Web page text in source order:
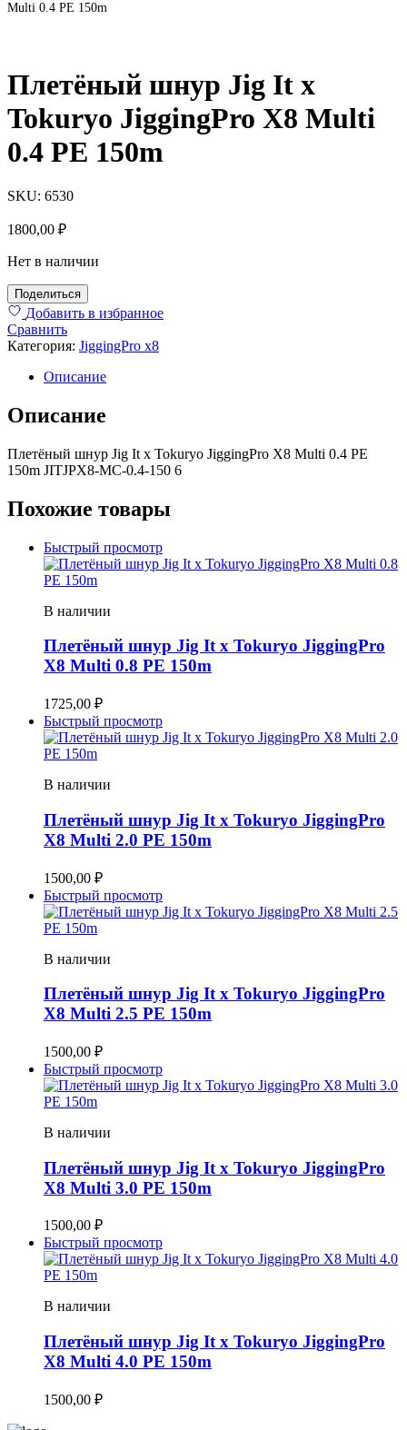
Multi 0.4 PE 150m
Плетёный шнур Jig It x
Tokuryo JiggingPro X8 Multi
0.4 PE 150m
SKU: 6530
1800,00 ₽
Нет в наличии
Поделиться
Добавить в избранное
Сравнить
Категория: JiggingPro x8
Описание
Описание
Плетёный шнур Jig It x Tokuryo JiggingPro X8 Multi 0.4 PE
150m JITJPX8-MC-0.4-150 6
Похожие товары
Быстрый просмотр
В наличии
Плетёный шнур Jig It x Tokuryo JiggingPro
X8 Multi 0.8 PE 150m
1725,00 ₽
Быстрый просмотр
В наличии
Плетёный шнур Jig It x Tokuryo JiggingPro
X8 Multi 2.0 PE 150m
1500,00 ₽
Быстрый просмотр
В наличии
Плетёный шнур Jig It x Tokuryo JiggingPro
X8 Multi 2.5 PE 150m
1500,00 ₽
Быстрый просмотр
В наличии
Плетёный шнур Jig It x Tokuryo JiggingPro
X8 Multi 3.0 PE 150m
1500,00 ₽
Быстрый просмотр
В наличии
Плетёный шнур Jig It x Tokuryo JiggingPro
X8 Multi 4.0 PE 150m
1500,00 ₽